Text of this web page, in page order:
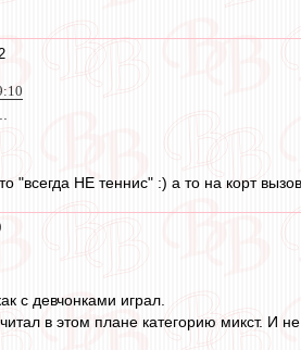
"всегда НЕ теннис" :) а то на корт
с девчонками играл.
в этом плане категорию микст. И не